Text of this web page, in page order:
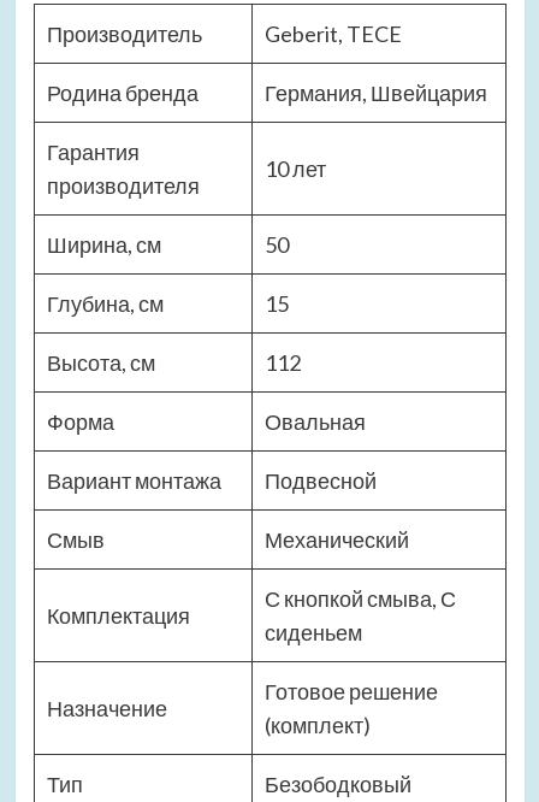
Производитель Geberit, TECE
Родина бренда Германия, Швейцария
Гарантия
производителя
10 лет
Ширина, см 50
Глубина, см 15
Высота, см 112
Форма Овальная
Вариант монтажа Подвесной
Смыв Механический
Комплектация
С кнопкой смыва, С
сиденьем
Назначение
Готовое решение
(комплект)
Тип Безободковый